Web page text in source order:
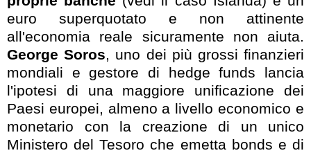
euro superquotato e non attinente
all'economia reale sicuramente non aiuta.
George Soros, uno dei più grossi finanzieri
mondiali e gestore di hedge funds lancia
l'ipotesi di una maggiore unificazione dei
Paesi europei, almeno a livello economico e
monetario con la creazione di un unico
Ministero del Tesoro che emetta bonds e di